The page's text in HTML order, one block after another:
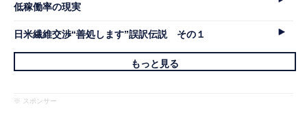
低稼働率の現実
日米繊維交渉“善処します”誤訳伝説 その１
もっと見る
※ スポンサー